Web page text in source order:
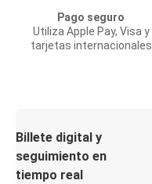
Pago seguro
Utiliza Apple Pay, Visa y
tarjetas internacionales
Billete digital y
seguimiento en
tiempo real